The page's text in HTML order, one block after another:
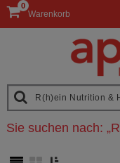
Warenkorb
0
Sie suchen nach: „